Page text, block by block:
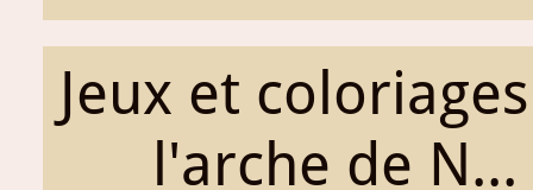
Jeux et
l'arche de N...